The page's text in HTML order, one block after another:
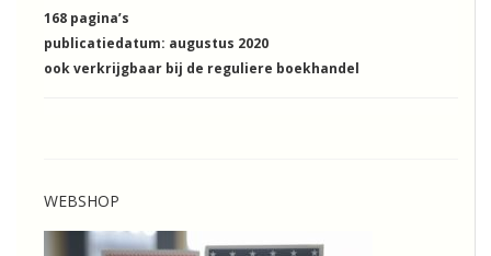
168 pagina’s
publicatiedatum: augustus 2020
ook verkrijgbaar bij de reguliere boekhandel
WEBSHOP